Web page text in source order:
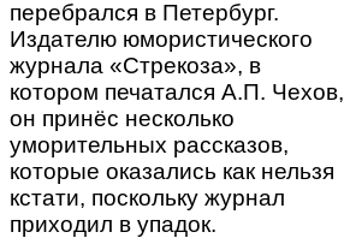
перебрался в Петербург.
Издателю юмористического
журнала «Стрекоза», в
котором печатался А.П. Чехов,
он принёс несколько
уморительных рассказов,
которые оказались как нельзя
кстати, поскольку журнал
приходил в упадок.